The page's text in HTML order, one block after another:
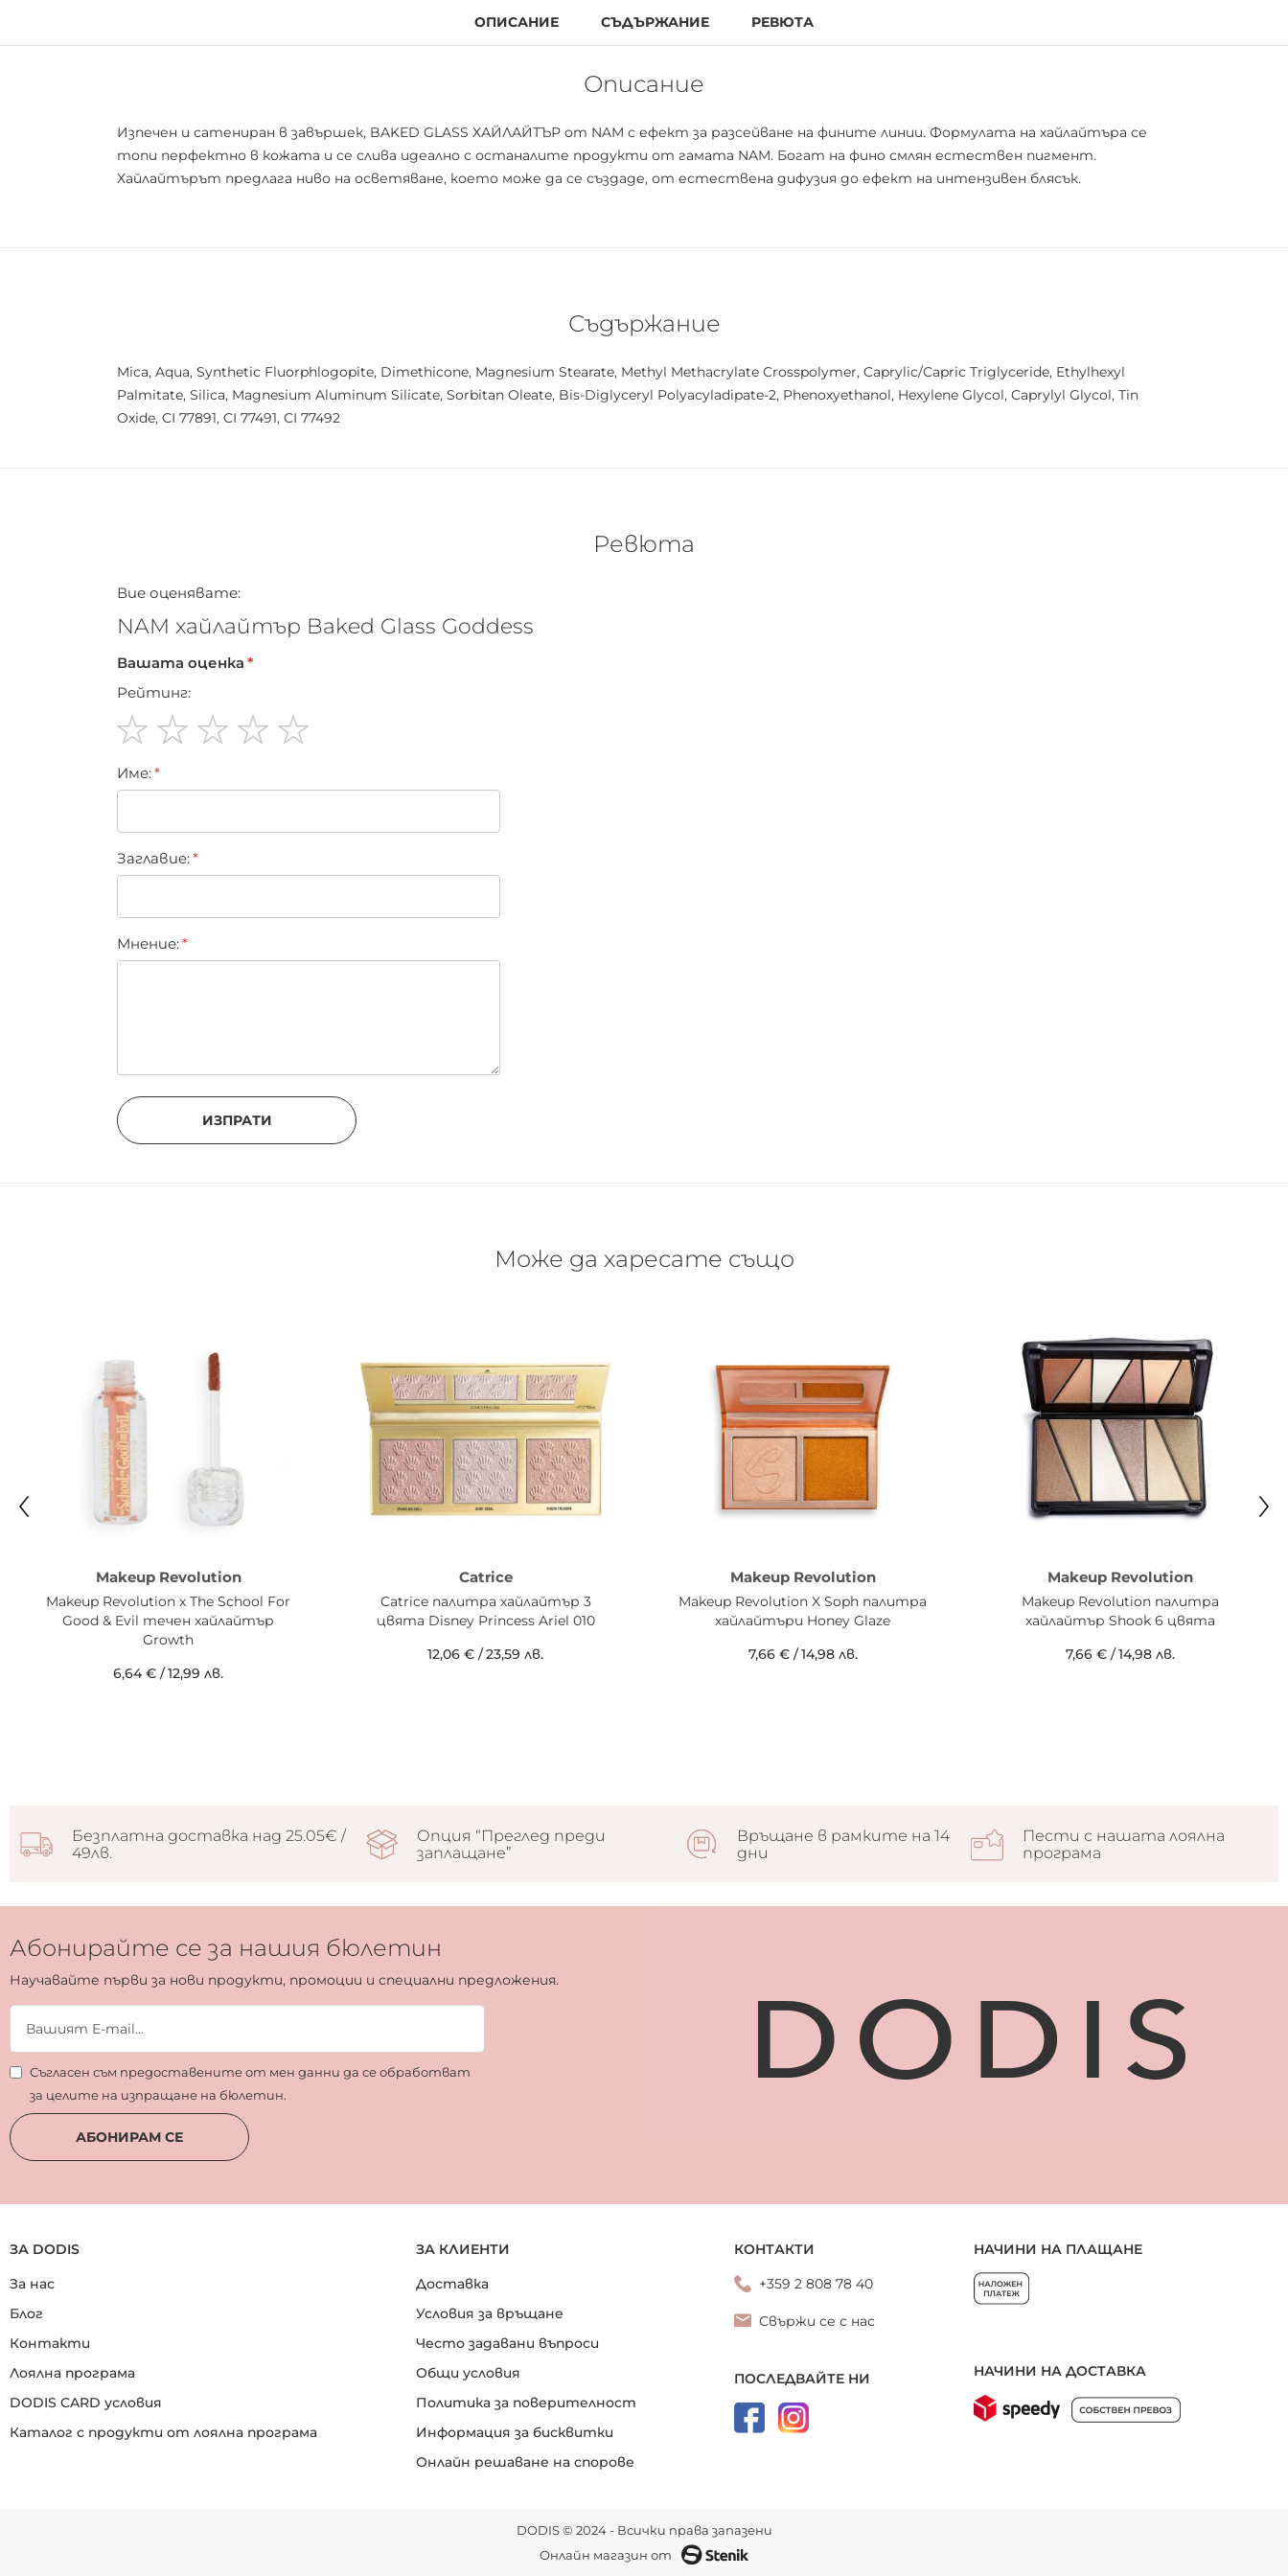
ОПИСАНИЕ СЪДЪРЖАНИЕ РЕВЮТА
Описание
Изпечен и сатениран в завършек, BAKED GLASS ХАЙЛАЙТЪР от NAM с ефект за разсейване на фините линии. Формулата на хайлайтъра се
топи перфектно в кожата и се слива идеално с останалите продукти от гамата NAM. Богат на фино смлян естествен пигмент.
Хайлайтърът предлага ниво на осветяване, което може да се създаде, от естествена дифузия до ефект на интензивен блясък.
Съдържание
Mica, Aqua, Synthetic Fluorphlogopite, Dimethicone, Magnesium Stearate, Methyl Methacrylate Crosspolymer, Caprylic/Capric Triglyceride, Ethylhexyl
Palmitate, Silica, Magnesium Aluminum Silicate, Sorbitan Oleate, Bis-Diglyceryl Polyacyladipate-2, Phenoxyethanol, Hexylene Glycol, Caprylyl Glycol, Tin
Oxide, CI 77891, CI 77491, CI 77492
Ревюта
Вие оценявате:
NAM хайлайтър Baked Glass Goddess
Вашата оценка
Рейтинг:
star
stars
stars
stars
stars
Име:
Заглавиe:
Мнение:
ИЗПРАТИ
Може да харесате също
Makeup Revolution
Makeup Revolution x The School For
Good & Evil течен хайлайтър
Growth
6,64 € /12,99 лв.
Catrice
Catrice палитра хайлайтър 3
цвята Disney Princess Ariel 010
12,06 € /23,59 лв.
Makeup Revolution
Makeup Revolution X Soph палитра
хайлайтъри Honey Glaze
7,66 €/14,98 лв.
Makeup Revolution
Makeup Revolution палитра
хайлайтър Shook 6 цвята
7,66 €/14,98 лв.
Безплатна доставка над 25.05€ /
49лв.
Опция “Преглед преди
заплащане”
Връщане в рамките на 14
дни
Пести с нашата лоялна
програма
Абонирайте се за нашия бюлетин
Научавайте първи за нови продукти, промоции и специални предложения.
Съгласен съм предоставените от мен данни да се обработват
за целите на изпращане на бюлетин.
АБОНИРАМ СЕ
ЗА DODIS
За нас
Блог
Контакти
Лоялна програма
DODIS CARD условия
Каталог с продукти от лоялна програма
ЗА КЛИЕНТИ
Доставка
Условия за връщане
Често задавани въпроси
Общи условия
Политика за поверителност
Информация за бисквитки
Онлайн решаване на спорове
КОНТАКТИ
+359 2 808 78 40
Свържи се с нас
ПОСЛЕДВАЙТЕ НИ
НАЧИНИ НА ПЛАЩАНЕ
НАЧИНИ НА ДОСТАВКА
DODIS © 2024 - Всички права запазени
Онлайн магазин от